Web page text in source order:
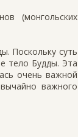
(монгольских
Поскольку суть
тело Будды. Эта
очень важной
важного